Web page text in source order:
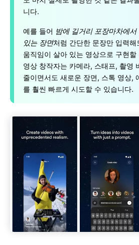
니다.
예를 들어 밤에 길거리 포장마차에
있는 장면처럼 간단한 문장만 입력해
움직임이 살아 있는 영상으로 구현할
영상 창작자는 카메라, 스태프, 촬영
줄이면서도 새로운 장면, 스톡 영상,
를 훨씬 빠르게 시도할 수 있습니다.